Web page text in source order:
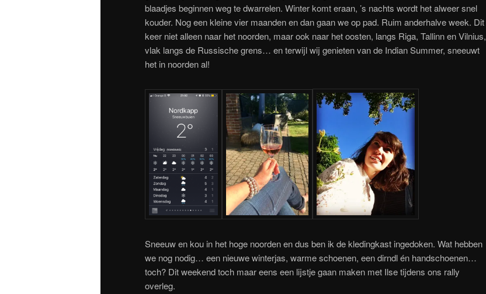
blaadjes beginnen weg te dwarrelen. Winter komt eraan, ’s nachts wordt het alweer snel
kouder. Nog een kleine vier maanden en dan gaan we op pad. Ruim anderhalve week. Dit
keer niet alleen naar het noorden, maar ook naar het oosten, langs Riga, Tallinn en Vilnius,
vlak langs de Russische grens… en terwijl wij genieten van de Indian Summer, sneeuwt
het in noorden al!
Sneeuw en kou in het hoge noorden en dus ben ik de kledingkast ingedoken. Wat hebben
we nog nodig… een nieuwe winterjas, warme schoenen, een dirndl én handschoenen…
toch? Dit weekend toch maar eens een lijstje gaan maken met Ilse tijdens ons rally
overleg.